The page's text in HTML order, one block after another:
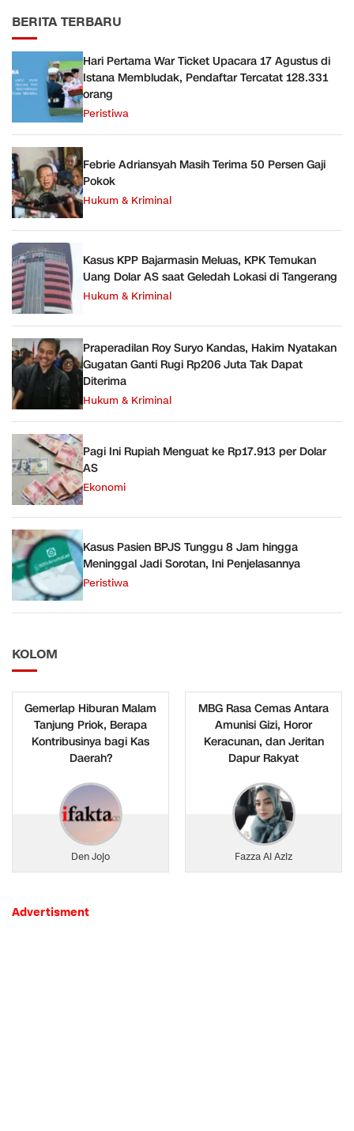
BERITA TERBARU
Hari Pertama War Ticket Upacara 17 Agustus di
Istana Membludak, Pendaftar Tercatat 128.331
orang
Peristiwa
Febrie Adriansyah Masih Terima 50 Persen Gaji
Pokok
Hukum & Kriminal
Kasus KPP Bajarmasin Meluas, KPK Temukan
Uang Dolar AS saat Geledah Lokasi di Tangerang
Hukum & Kriminal
Praperadilan Roy Suryo Kandas, Hakim Nyatakan
Gugatan Ganti Rugi Rp206 Juta Tak Dapat
Diterima
Hukum & Kriminal
Pagi Ini Rupiah Menguat ke Rp17.913 per Dolar
AS
Ekonomi
Kasus Pasien BPJS Tunggu 8 Jam hingga
Meninggal Jadi Sorotan, Ini Penjelasannya
Peristiwa
KOLOM
Gemerlap Hiburan Malam
Tanjung Priok, Berapa
Kontribusinya bagi Kas
Daerah?
Den Jojo
MBG Rasa Cemas Antara
Amunisi Gizi, Horor
Keracunan, dan Jeritan
Dapur Rakyat
Fazza Al Aziz
Advertisment